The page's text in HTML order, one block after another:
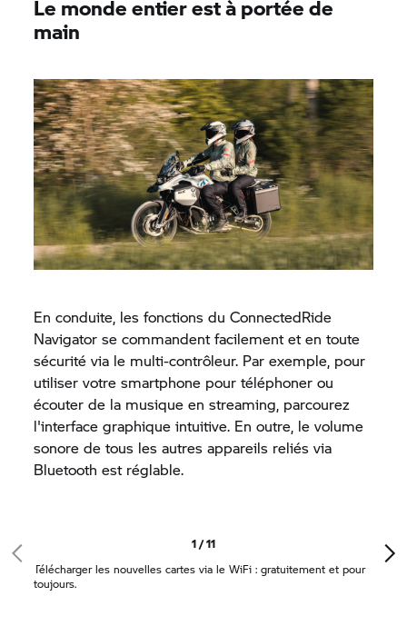
Le monde entier est à portée de
main
En conduite, les fonctions duConnectedRide
Navigator se commandent facilement et en toute
sécurité via le multi-contrôleur. Par exemple, pour
utiliser votre smartphone pour téléphoner ou
écouter de la musique en streaming, parcourez
l'interface graphique intuitive. En outre, le volume
sonore de tous les autres appareils reliés via
Bluetooth est réglable.
1 / 11
Télécharger les nouvelles cartes via le WiFi : gratuitement et pour
toujours.